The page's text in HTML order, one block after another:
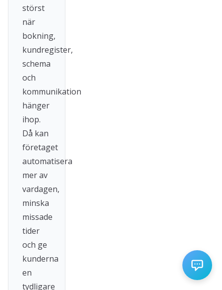
störst
när
bokning,
kundregister,
schema
och
kommunikation
hänger
ihop.
Då kan
företaget
automatisera
mer av
vardagen,
minska
missade
tider
och ge
kunderna
en
tydligare